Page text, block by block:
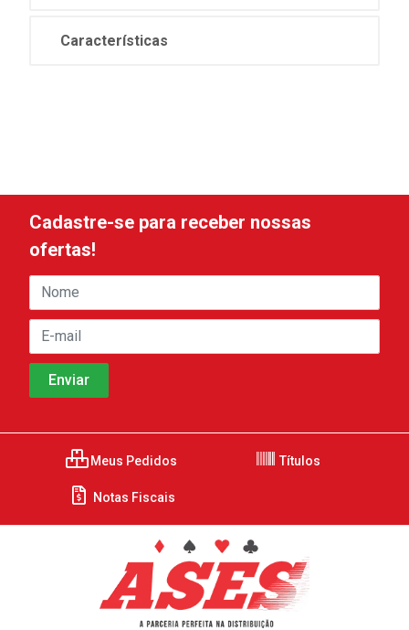
Características
Cadastre-se para receber nossas
ofertas!
Meus Pedidos Títulos
Notas Fiscais